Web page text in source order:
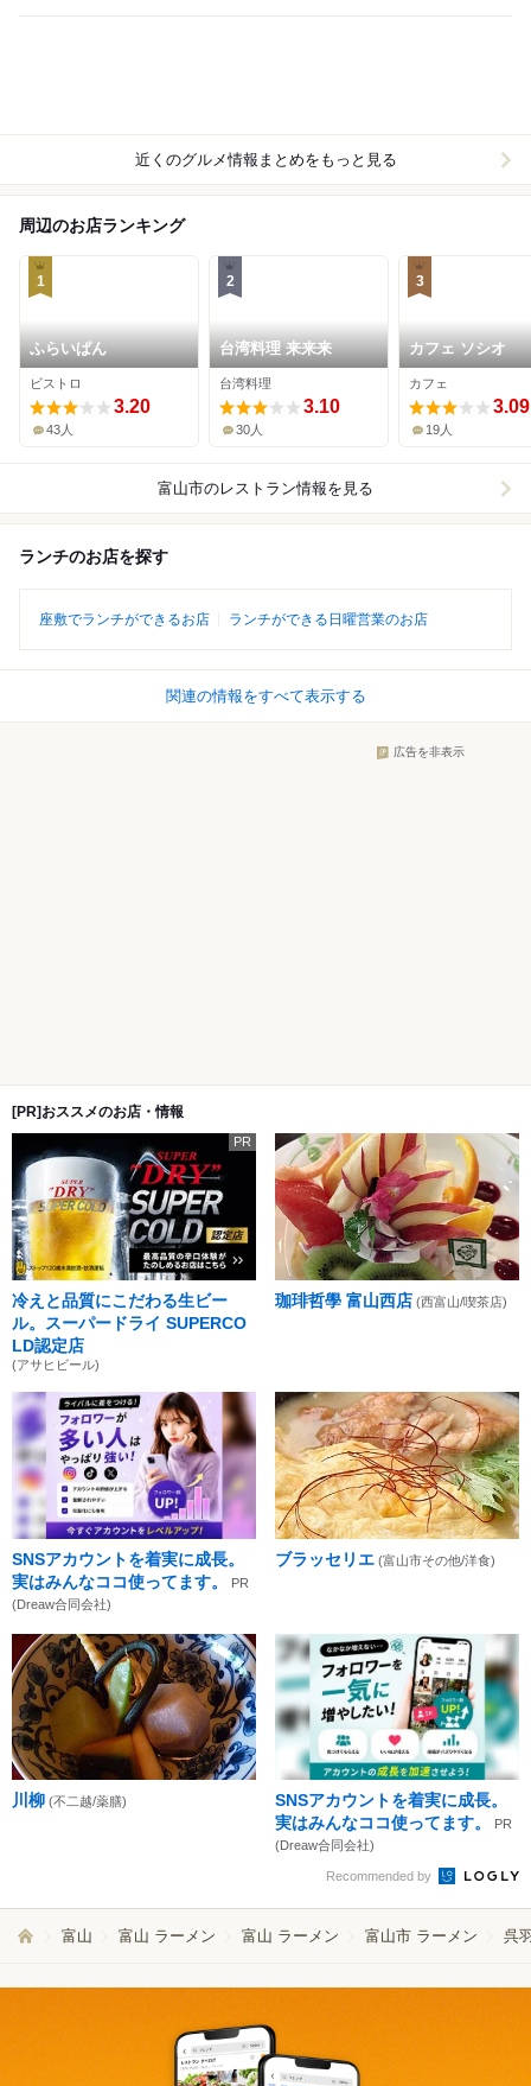
近くのグルメ情報まとめをもっと見る
周辺のお店ランキング
1
ふらいぱん
ビストロ
3.20
43人
2
台湾料理 来来来
台湾料理
3.10
30人
3
カフェ ソシオ
カフェ
3.09
19人
富山市のレストラン情報を見る
ランチのお店を探す
座敷でランチができるお店 ランチができる日曜営業のお店
関連の情報をすべて表示する
広告を非表示
[PR]おススメのお店・情報
PR
冷えと品質にこだわる生ビー
ル。スーパードライ SUPERCO
LD認定店
(アサヒビール)
珈琲哲學 富山西店 (西富山/喫茶店)
SNSアカウントを着実に成長。
実はみんなココ使ってます。
PR
(Dreaw合同会社)
ブラッセリエ (富山市その他/洋食)
川柳 (不二越/薬膳)
SNSアカウントを着実に成長。
実はみんなココ使ってます。
PR
(Dreaw合同会社)
Recommended by
富山 富山 ラーメン 富山 ラーメン 富山市 ラーメン 呉